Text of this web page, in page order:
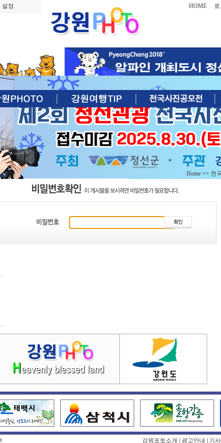
설정 HOME
Home >> 전
강원포토소개 광고안내 기